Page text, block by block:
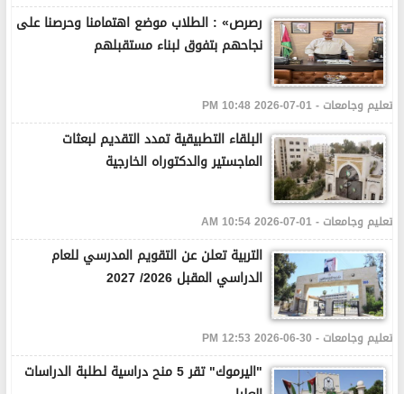
رصرص» : الطلاب موضع اهتمامنا وحرصنا على
نجاحهم بتفوق لبناء مستقبلهم
تعليم وجامعات - 01-07-2026 10:48 PM
البلقاء التطبيقية تمدد التقديم لبعثات
الماجستير والدكتوراه الخارجية
تعليم وجامعات - 01-07-2026 10:54 AM
التربية تعلن عن التقويم المدرسي للعام
الدراسي المقبل 2026/ 2027
تعليم وجامعات - 30-06-2026 12:53 PM
"اليرموك" تقر 5 منح دراسية لطلبة الدراسات